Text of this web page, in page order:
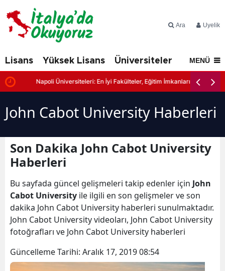
Ara Üyelik
Lisans Yüksek Lisans Üniversiteler İtalya'da
MENÜ
Napoli Üniversiteleri: En İyi Fakülteler, Eğitim İmkanları ve Başvuru
John Cabot University Haberleri
Son Dakika John Cabot University
Haberleri
Bu sayfada güncel gelişmeleri takip edenler için John
Cabot University ile ilgili en son gelişmeler ve son
dakika John Cabot University haberleri sunulmaktadır.
John Cabot University videoları, John Cabot University
fotoğrafları ve John Cabot University haberleri
Güncelleme Tarihi: Aralık 17, 2019 08:54